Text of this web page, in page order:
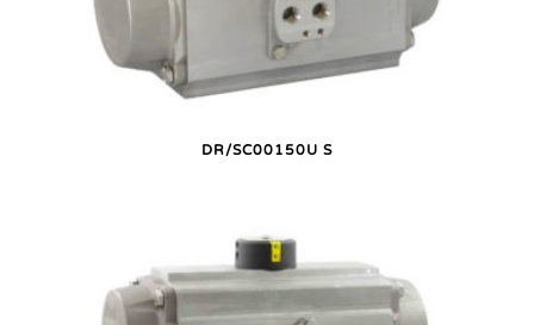
DR/SC00150U S